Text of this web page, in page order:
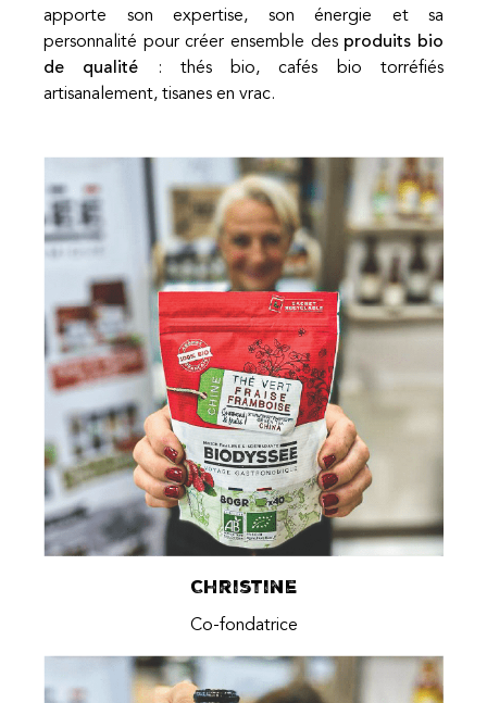
apporte son expertise, son énergie et sa
personnalité pour créer ensemble des produits bio
de qualité : thés bio, cafés bio torréfiés
artisanalement, tisanes en vrac.
Christine
Co-fondatrice